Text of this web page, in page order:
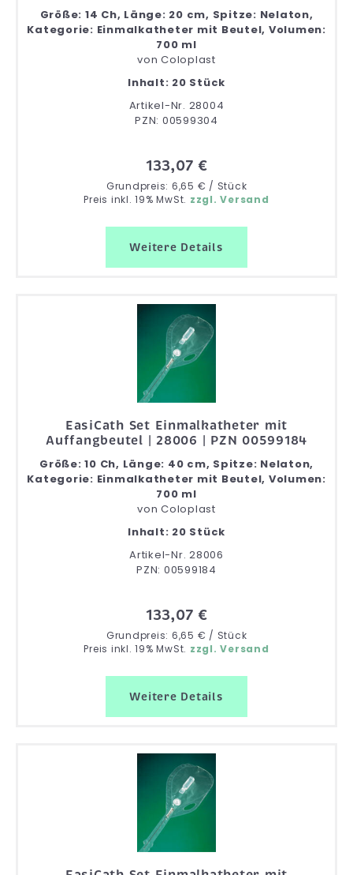
Größe: 14 Ch, Länge: 20 cm, Spitze: Nelaton,
Kategorie: Einmalkatheter mit Beutel, Volumen:
700 ml
vonColoplast
Inhalt: 20 Stück
Artikel-Nr. 28004
PZN: 00599304
133,07 €
Grundpreis: 6,65 € / Stück
Preis inkl. 19% MwSt. zzgl. Versand
Weitere Details
EasiCath Set Einmalkatheter mit
Auffangbeutel | 28006 | PZN 00599184
Größe: 10 Ch, Länge: 40 cm, Spitze: Nelaton,
Kategorie: Einmalkatheter mit Beutel, Volumen:
700 ml
vonColoplast
Inhalt: 20 Stück
Artikel-Nr. 28006
PZN: 00599184
133,07 €
Grundpreis: 6,65 € / Stück
Preis inkl. 19% MwSt. zzgl. Versand
Weitere Details